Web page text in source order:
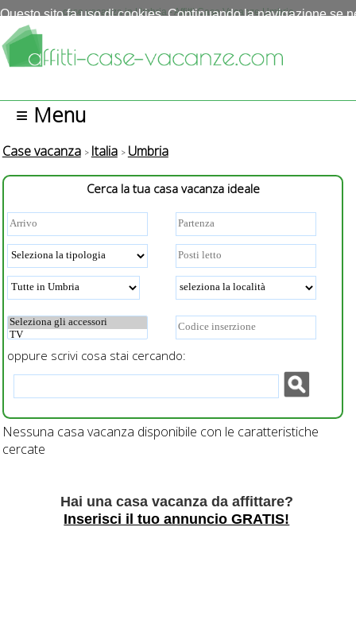
case vacanza in Umbria - Affitti Case Vacanze Umbria
Questo sito fa uso di cookies. Continuando la navigazione se
≡ Menu
Case vacanza Italia Umbria
Cerca la tua casa vacanza ideale
oppure scrivi cosa stai cercando:
Nessuna casa vacanza disponibile con le caratteristiche
cercate
Hai una casa vacanza da affittare?
Inserisci il tuo annuncio GRATIS!